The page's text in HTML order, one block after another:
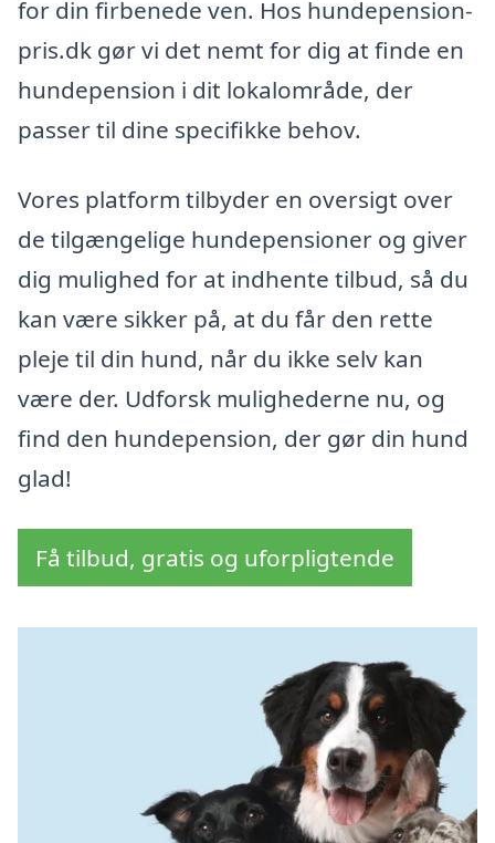
for din firbenede ven. Hos hundepension-
pris.dk gør vi det nemt for dig at finde en
hundepension i dit lokalområde, der
passer til dine specifikke behov.
Vores platform tilbyder en oversigt over
de tilgængelige hundepensioner og giver
dig mulighed for at indhente tilbud, så du
kan være sikker på, at du får den rette
pleje til din hund, når du ikke selv kan
være der. Udforsk mulighederne nu, og
find den hundepension, der gør din hund
glad!
Få tilbud, gratis og uforpligtende